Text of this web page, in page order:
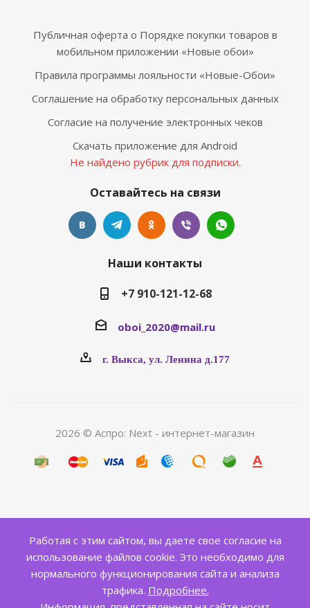
Публичная оферта о Порядке покупки товаров в
мобильном приложении «Новые обои»
Правила программы лояльности «Новые-Обои»
Соглашение на обработку персональных данных
Согласие на получение электронных чеков
Скачать приложение для Android
Не найдено рубрик для подписки.
Оставайтесь на связи
Наши контакты
+7 910-121-12-68
oboi_2020@mail.ru
г. Выкса, ул. Ленина д.177
2026 © Аспро: Next - интернет-магазин
Работая с этим сайтом, вы даете свое согласие на
использование файлов cookie. Это необходимо для
нормального функционирования сайта и анализа
трафика. Подробнее.